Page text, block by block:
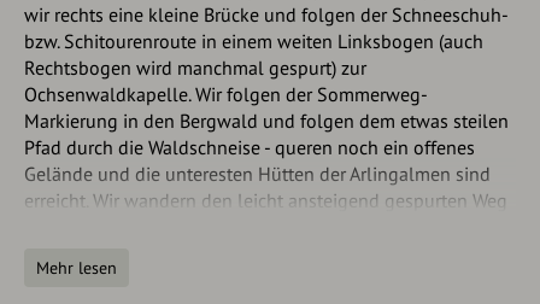
wir rechts eine kleine Brücke und folgen der Schneeschuh-
bzw. Schitourenroute in einem weiten Linksbogen (auch
Rechtsbogen wird manchmal gespurt) zur
Ochsenwaldkapelle. Wir folgen der Sommerweg-
Markierung in den Bergwald und folgen dem etwas steilen
Pfad durch die Waldschneise - queren noch ein offenes
Gelände und die unteresten Hütten der Arlingalmen sind
erreicht. Wir wandern den leicht ansteigend gespurten Weg
Sattel entlang bevor es etwas steiler zum "Kleinen Bosruck"
Mehr lesen